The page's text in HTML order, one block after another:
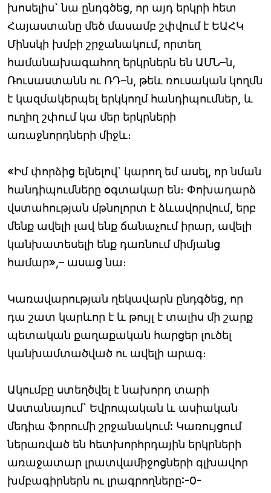
խոսելիս` նա ընդգծեց, որ այդ երկրի հետ
Հայաստանը մեծ մասամբ շփվում է ԵԱՀԿ
Մինսկի խմբի շրջանակում, որտեղ
համանախագահող երկրներն են ԱՄՆ–ն,
Ռուսաստանն ու ՌԴ–ն, թեև ռուսական կողմն
է կազմակերպել երկկողմ հանդիպումներ, և
ուղիղ շփում կա մեր երկրների
առաջնորդների միջև։
«Իմ փորձից ելնելով` կարող եմ ասել, որ նման
հանդիպումները օգտակար են։ Փոխադարձ
վստահության մթնոլորտ է ձևավորվում, երբ
մենք ավելի լավ ենք ճանաչում իրար, ավելի
կանխատեսելի ենք դառնում միմյանց
համար»,– ասաց նա։
Կառավարության ղեկավարն ընդգծեց, որ
դա շատ կարևոր է և թույլ է տալիս մի շարք
պետական քաղաքական հարցեր լուծել
կանխամտածված ու ավելի արագ։
Ակումբը ստեղծվել է նախորդ տարի
Աստանայում` Եվրոպական և ասիական
մեդիա ֆորումի շրջանակում: Կառույցում
ներառված են հետխորհրդային երկրների
առաջատար լրատվամիջոցների գլխավոր
խմբագիրներն ու լրագրողները:-0-